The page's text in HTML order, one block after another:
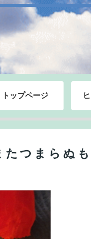
トップページ
たつまらぬ